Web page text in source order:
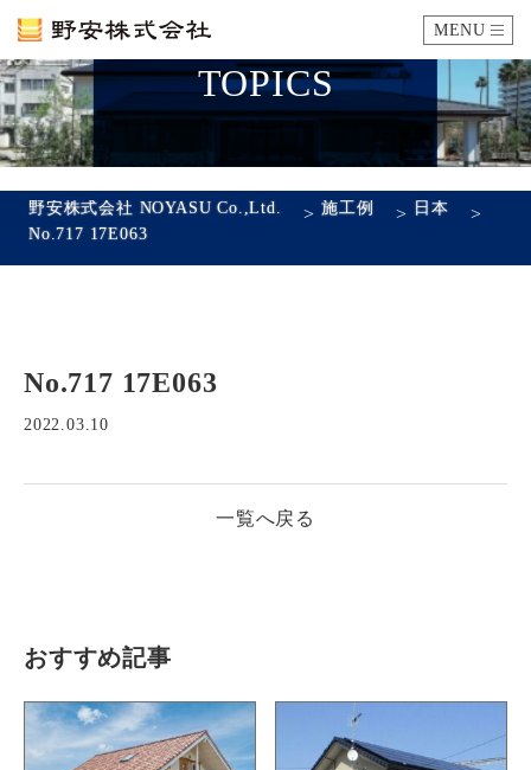
MENU
カタログ
企業情報
会社概要
採用情報
先輩社員の声
TOPICS
野安株式会社 NOYASU Co.,Ltd. >施工例 > 日本 >
No.717 17E063
No.717 17E063
2022.03.10
一覧へ戻る
おすすめ記事